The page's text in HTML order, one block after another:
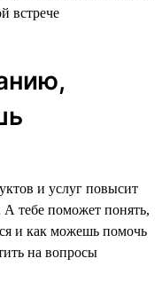
встрече
и услуг повысит
А тебе поможет понять,
и как можешь помочь
на вопросы